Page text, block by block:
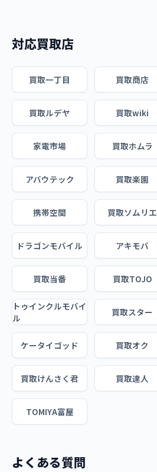
対応買取店
買取一丁目 買取商店
買取ルデヤ 買取wiki
家電市場 買取ホムラ
アバウテック 買取楽園
携帯空間 買取ソムリエ
ドラゴンモバイル アキモバ
買取当番 買取TOJO
トゥインクルモバイ
ル
買取スター
ケータイゴッド 買取オク
買取けんさく君 買取達人
TOMIYA富屋
よくある質問